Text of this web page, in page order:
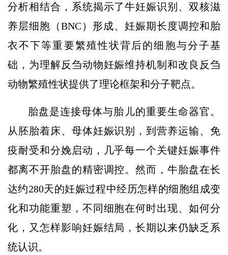
分析相结合，系统揭示了牛妊娠识别、双核滋
养层细胞（BNC）形成、妊娠期长度调控和胎
衣不下等重要繁殖性状背后的细胞与分子基
础，为理解反刍动物妊娠维持机制和改良反刍
动物繁殖性状提供了理论框架和分子靶点。
胎盘是连接母体与胎儿的重要生命器官。
从胚胎着床、母体妊娠识别，到营养运输、免
疫耐受和分娩启动，几乎每一个关键妊娠事件
都离不开胎盘的精密调控。然而，牛胎盘在长
达约280天的妊娠过程中经历怎样的细胞组成变
化和功能重塑，不同细胞在何时出现、如何分
化，又怎样影响妊娠结局，长期以来仍缺乏系
统认识。